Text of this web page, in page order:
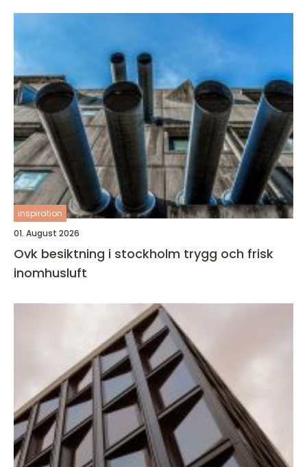
inspiration
01. August 2026
Ovk besiktning i stockholm trygg och frisk
inomhusluft